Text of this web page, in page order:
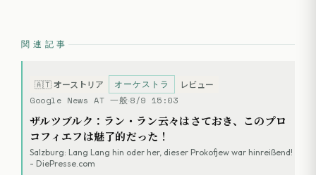
関連記事
🇦🇹 オーストリア オーケストラ レビュー
Google News AT 一般 8/9 15:03
ザルツブルク：ラン・ラン云々はさておき、このプロ
コフィエフは魅了的だった！
Salzburg: Lang Lang hin oder her, dieser Prokofjew war hinreißend!
- DiePresse.com